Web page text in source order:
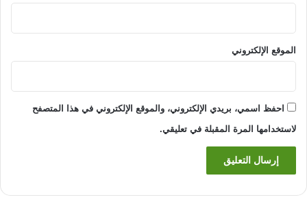
الموقع الإلكتروني
احفظ اسمي، بريدي الإلكتروني، والموقع الإلكتروني في هذا المتصفح
لاستخدامها المرة المقبلة في تعليقي.